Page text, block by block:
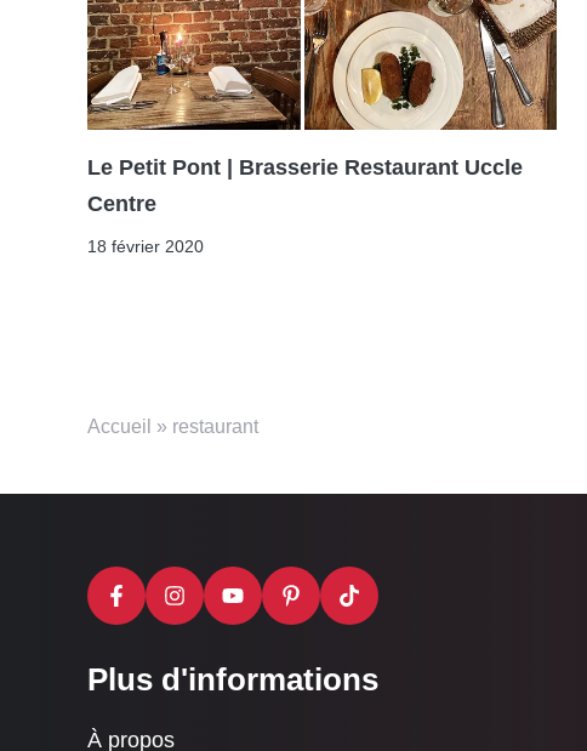
Le Petit Pont | Brasserie Restaurant Uccle
Centre
18 février 2020
Accueil » restaurant
Plus d'informations
À propos